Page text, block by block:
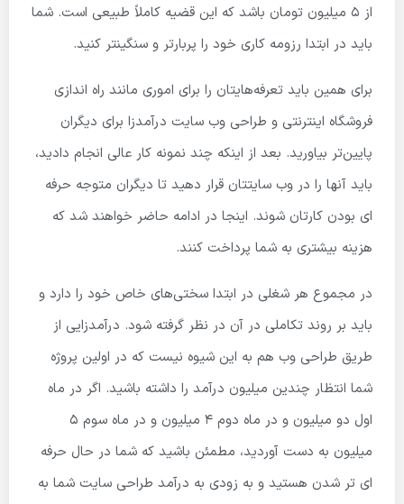
از ۵ میلیون تومان باشد که این قضیه کاملاً طبیعی است. شما
باید در ابتدا رزومه کاری خود را پربارتر و سنگین­تر کنید.
برای همین باید تعرفه‌هایتان را برای اموری مانند راه اندازی
فروشگاه اینترنتی و طراحی وب سایت درآمدزا برای دیگران
پایین‌تر بیاورید. بعد از اینکه چند نمونه کار عالی انجام دادید،
باید آنها را در وب سایتتان قرار دهید تا دیگران متوجه حرفه
ای بودن کارتان شوند. اینجا در ادامه حاضر خواهند شد که
هزینه بیشتری به شما پرداخت کنند.
در مجموع هر شغلی در ابتدا سختی‌های خاص خود را دارد و
باید بر روند تکاملی در آن در نظر گرفته شود. درآمدزایی از
طریق طراحی وب هم به این شیوه نیست که در اولین پروژه
شما انتظار چندین میلیون درآمد را داشته باشید. اگر در ماه
اول دو میلیون و در ماه دوم ۴ میلیون و در ماه سوم ۵
میلیون به دست آوردید، مطمئن باشید که شما در حال حرفه
ای تر شدن هستید و به زودی به درآمد طراحی سایت شما به